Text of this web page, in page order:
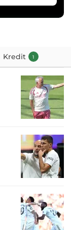
Kredit 1